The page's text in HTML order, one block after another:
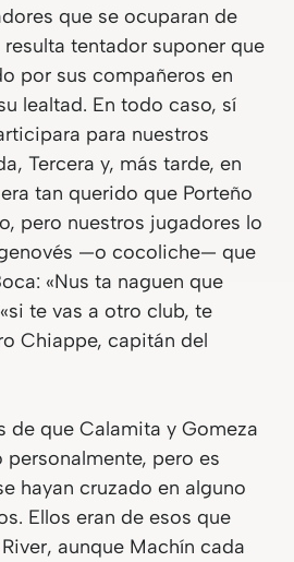
que se ocuparan de
tentador suponer que
por sus compañeros en
lealtad. En todo caso, sí
para nuestros
Tercera y, más tarde, en
tan querido que Porteño
pero nuestros jugadores lo
—o cocoliche— que
«Nus ta naguen que
te vas a otro club, te
Chiappe, capitán del
de que Calamita y Gomeza
pero es
hayan cruzado en alguno
Ellos eran de esos que
aunque Machín cada